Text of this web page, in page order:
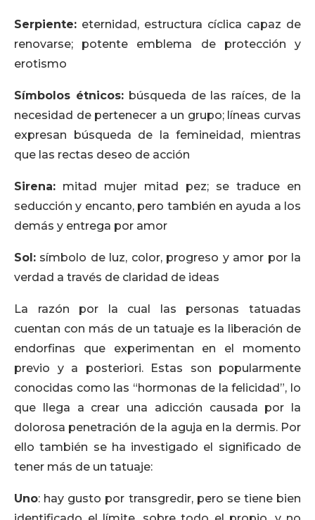
Serpiente: eternidad, estructura cíclica capaz de
renovarse; potente emblema de protección y
erotismo
Símbolos étnicos:búsqueda de las raíces, de la
necesidad de pertenecer a un grupo; líneas curvas
expresan búsqueda de la femineidad, mientras
que las rectas deseo de acción
Sirena: mitad mujer mitad pez; se traduce en
seducción y encanto, pero también en ayuda a los
demás y entrega por amor
Sol: símbolo de luz, color, progreso y amor por la
verdad a través de claridad de ideas
La razón por la cual las personas tatuadas
cuentan con más de un tatuaje es la liberación de
endorfinas que experimentan en el momento
previo y a posteriori. Estas son popularmente
conocidas como las “hormonas de la felicidad”, lo
que llega a crear una adicción causada por la
dolorosa penetración de la aguja en la dermis. Por
ello también se ha investigado el significado de
tener más de un tatuaje:
Uno: hay gusto por transgredir, pero se tiene bien